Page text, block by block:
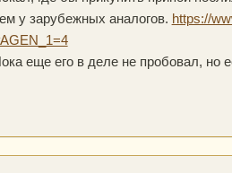
у зарубежных аналогов. https://
еще его в деле не пробовал,